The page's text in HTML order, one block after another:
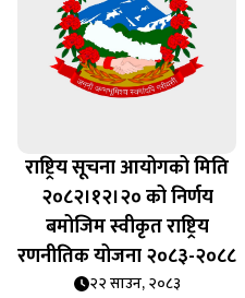
राष्ट्रिय सूचना आयोगको मिति
२०८२।१२।२० को निर्णय
बमोजिम स्वीकृत राष्ट्रिय
रणनीतिक योजना २०८३-२०८८
२२ साउन, २०८३